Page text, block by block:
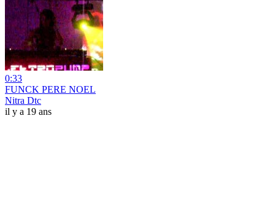
0:33
FUNCK PERE NOEL
Nitra Dtc
il y a 19 ans